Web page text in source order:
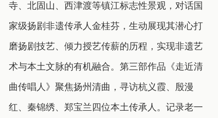
寺、北固山、西津渡等镇江标志性景观，对话国
家级扬剧非遗传承人金桂芬，生动展现其潜心打
磨扬剧技艺、倾力授艺传薪的历程，实现非遗艺
术与本土文脉的有机融合。第三部作品《走近清
曲传唱人》聚焦扬州清曲，寻访杭义霞、殷漫
红、秦锦绣、郑宝兰四位本土传承人。记录老一